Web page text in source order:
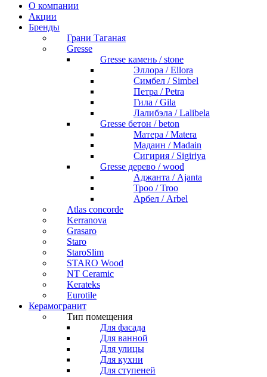
О компании
Акции
Бренды
Грани Таганая
Gresse
Gresse камень / stone
Эллора / Ellora
Симбел / Simbel
Петра / Petra
Гила / Gila
Лалибэла / Lalibela
Gresse бетон / beton
Матера / Matera
Мадаин / Madain
Сигирия / Sigiriya
Gresse дерево / wood
Аджанта / Ajanta
Троо / Troo
Арбел / Arbel
Atlas concorde
Kerranova
Grasaro
Staro
StaroSlim
STARO Wood
NT Ceramic
Kerateks
Eurotile
Керамогранит
Тип помещения
Для фасада
Для ванной
Для улицы
Для кухни
Для ступеней